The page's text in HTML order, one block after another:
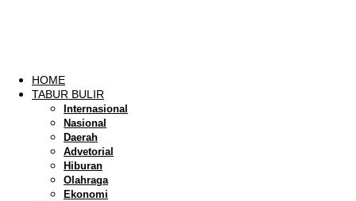
HOME
TABUR BULIR
Internasional
Nasional
Daerah
Advetorial
Hiburan
Olahraga
Ekonomi